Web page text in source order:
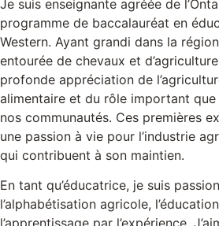
Je suis enseignante agréée de
programme de baccalauréat en
Western. Ayant grandi dans la
entourée de chevaux et
profonde appréciation de
alimentaire et du rôle important que
nos communautés. Ces premières
une passion à vie pour l’industrie
qui contribuent à son maintien.
En tant qu’éducatrice, je suis
l’alphabétisation agricole,